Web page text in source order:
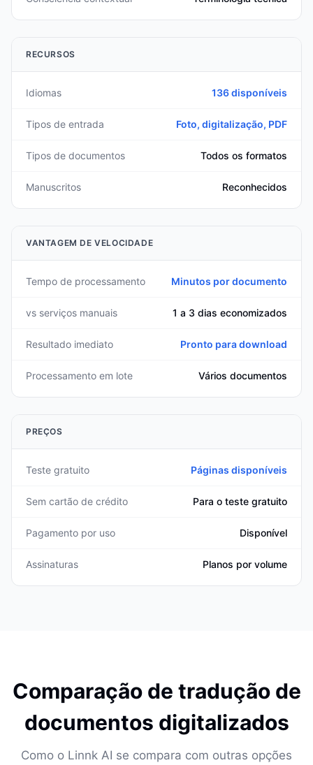
RECURSOS
Idiomas 136 disponíveis
Tipos de entrada Foto, digitalização, PDF
Tipos de documentos Todos os formatos
Manuscritos Reconhecidos
VANTAGEM DE VELOCIDADE
Tempo de processamento Minutos por documento
vs serviços manuais 1 a 3 dias economizados
Resultado imediato Pronto para download
Processamento em lote Vários documentos
PREÇOS
Teste gratuito Páginas disponíveis
Sem cartão de crédito Para o teste gratuito
Pagamento por uso Disponível
Assinaturas Planos por volume
Comparação de tradução de
documentos digitalizados
Como o Linnk AI se compara com outras opções